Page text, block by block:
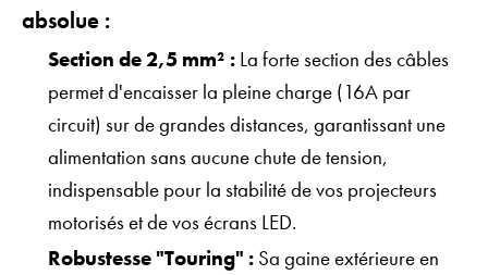
absolue :
Section de 2,5 mm² :La forte section des câbles
permet d'encaisser la pleine charge (16A par
circuit) sur de grandes distances, garantissant une
alimentation sans aucune chute de tension,
indispensable pour la stabilité de vos projecteurs
motorisés et de vos écrans LED.
Robustesse "Touring" :Sa gaine extérieure en